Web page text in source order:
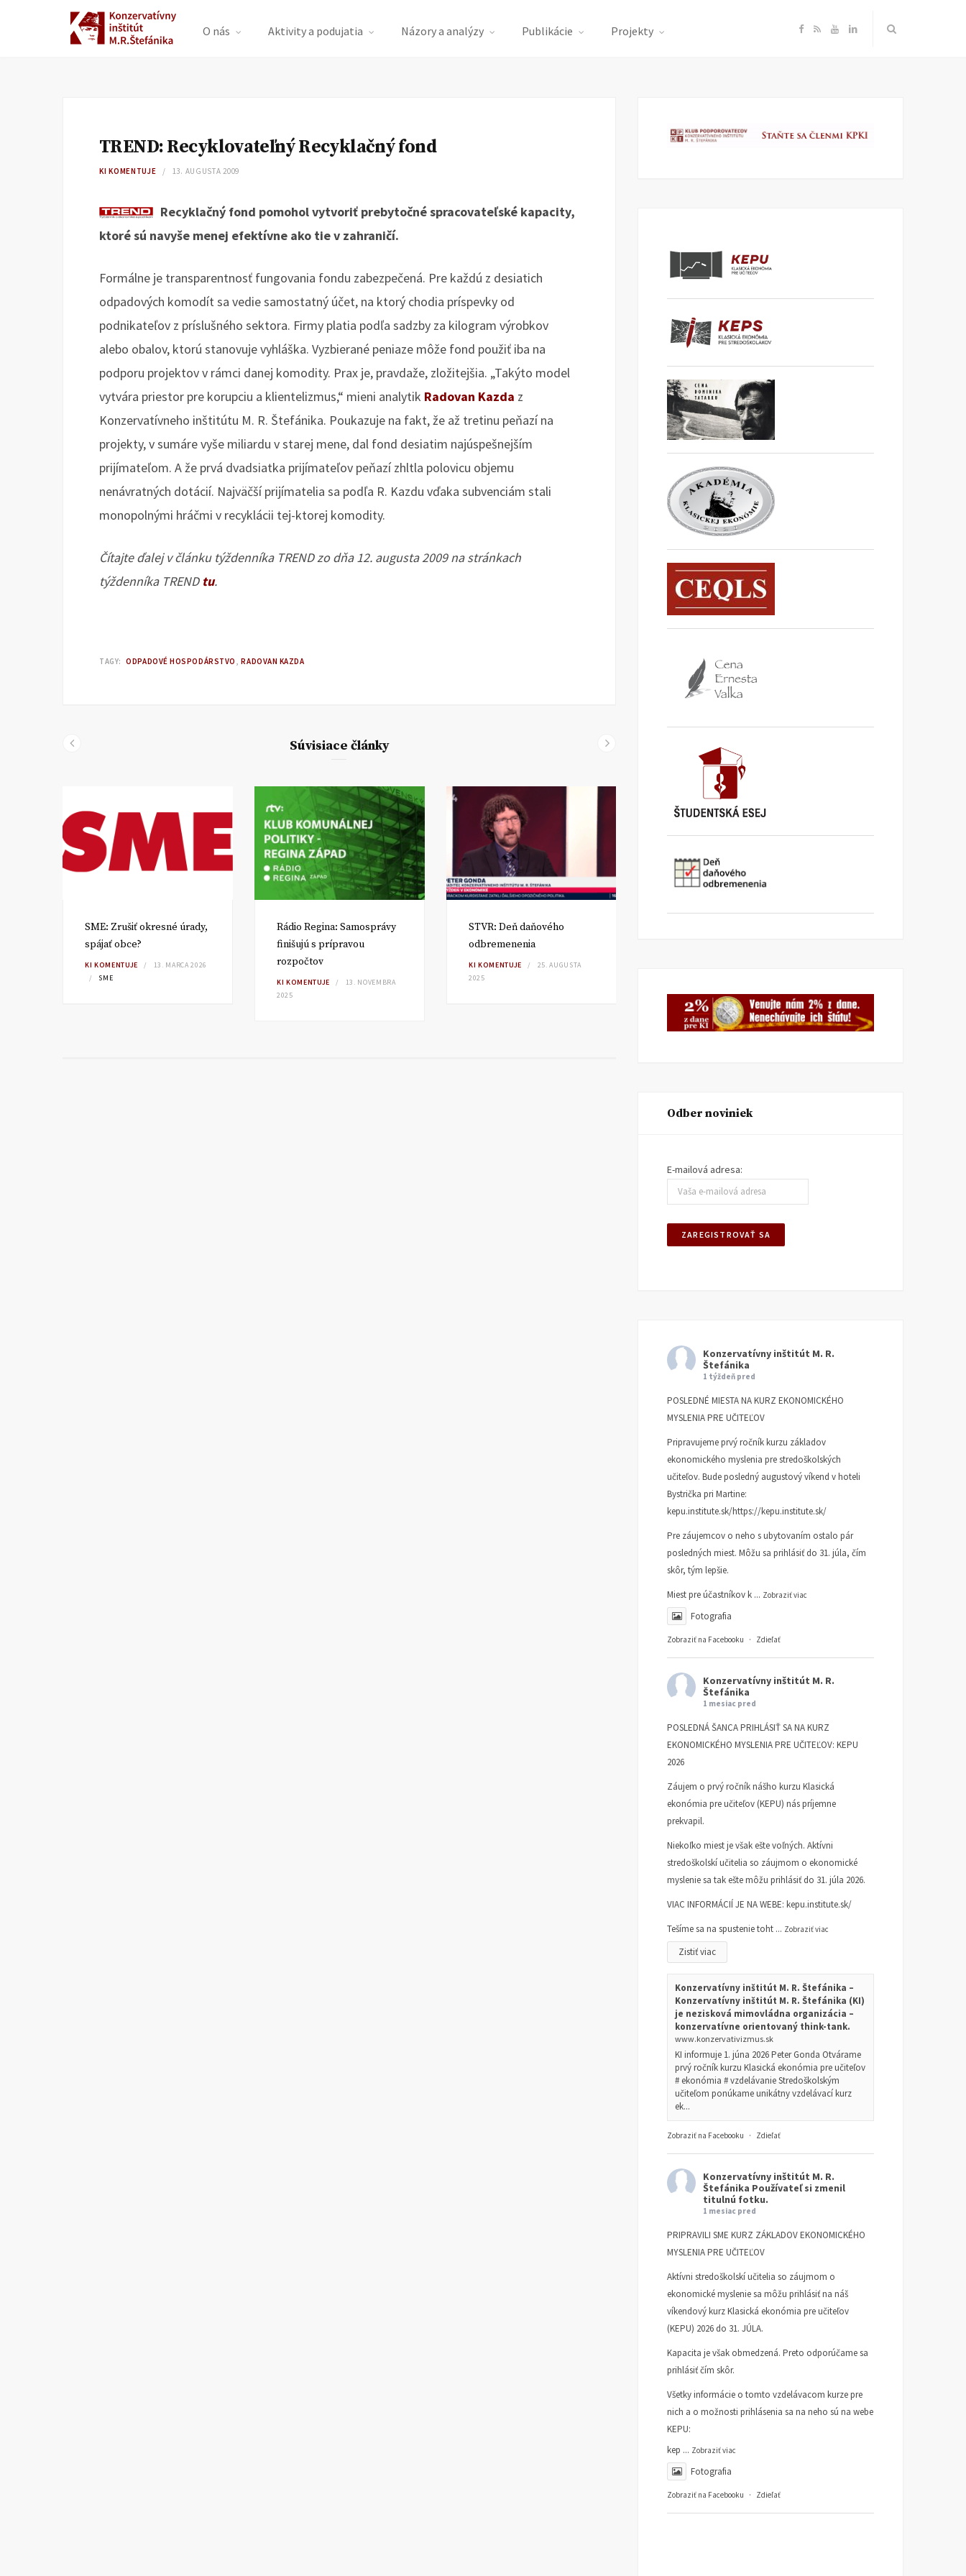
O nás Aktivity a podujatia Názory a analýzy Publikácie Projekty F
e
R Y
T
L
k
TREND: Recyklovateľný Recyklačný fond
KI KOMENTUJE 13. AUGUSTA 2009
Recyklačný fond pomohol vytvoriť prebytočné spracovateľské kapacity,
ktoré sú navyše menej efektívne ako tie v zahraničí.
Formálne je transparentnosť fungovania fondu zabezpečená. Pre každú z desiatich
odpadových komodít sa vedie samostatný účet, na ktorý chodia príspevky od
podnikateľov z príslušného sektora. Firmy platia podľa sadzby za kilogram výrobkov
alebo obalov, ktorú stanovuje vyhláška. Vyzbierané peniaze môže fond použiť iba na
podporu projektov v rámci danej komodity. Prax je, pravdaže, zložitejšia. „Takýto model
vytvára priestor pre korupciu a klientelizmus,“ mieni analytik Radovan Kazda z
Konzervatívneho inštitútu M. R. Štefánika. Poukazuje na fakt, že až tretinu peňazí na
projekty, v sumáre vyše miliardu v starej mene, dal fond desiatim najúspešnejším
prijímateľom. A že prvá dvadsiatka prijímateľov peňazí zhltla polovicu objemu
nenávratných dotácií. Najväčší prijímatelia sa podľa R. Kazdu vďaka subvenciám stali
monopolnými hráčmi v recyklácii tej-ktorej komodity.
Čítajte ďalej v článku týždenníka TREND zo dňa 12. augusta 2009 na stránkach
týždenníka TREND tu.
TAGY: ODPADOVÉ HOSPODÁRSTVO RADOVAN KAZDA
Súvisiace články
SME: Zrušiť okresné úrady,
spájať obce?
KI KOMENTUJE
13. MARCA 2026
SME
Rádio Regina: Samosprávy
finišujú s prípravou
rozpočtov
KI KOMENTUJE
13. NOVEMBRA
2025
STVR: Deň daňového
odbremenenia
KI KOMENTUJE
25. AUGUSTA
2025
2025
2025
Odber noviniek
E-mailová adresa:
Konzervatívny inštitút M. R.
Štefánika
1 týždeň pred
POSLEDNÉ MIESTA NA KURZ EKONOMICKÉHO
MYSLENIA PRE UČITEĽOV
Pripravujeme prvý ročník kurzu základov
ekonomického myslenia pre stredoškolských
učiteľov. Bude posledný augustový víkend v hoteli
Bystrička pri Martine:
kepu.institute.sk/https://kepu.institute.sk/
Pre záujemcov o neho s ubytovaním ostalo pár
posledných miest. Môžu sa prihlásiť do 31. júla, čím
skôr, tým lepšie.
Miest pre účastníkov k ... Zobraziť viac
Fotografia
Zobraziť na Facebooku · Zdieľať
Konzervatívny inštitút M. R.
Štefánika
1 mesiac pred
POSLEDNÁ ŠANCA PRIHLÁSIŤ SA NA KURZ
EKONOMICKÉHO MYSLENIA PRE UČITEĽOV: KEPU
2026
Záujem o prvý ročník nášho kurzu Klasická
ekonómia pre učiteľov (KEPU) nás príjemne
prekvapil.
Niekoľko miest je však ešte voľných. Aktívni
stredoškolskí učitelia so záujmom o ekonomické
myslenie sa tak ešte môžu prihlásiť do 31. júla 2026.
VIAC INFORMÁCIÍ JE NA WEBE: kepu.institute.sk/
Tešíme sa na spustenie toht ... Zobraziť viac
Zistiť viac
Konzervatívny inštitút M. R. Štefánika –
Konzervatívny inštitút M. R. Štefánika (KI)
je nezisková mimovládna organizácia –
konzervatívne orientovaný think-tank.
www.konzervativizmus.sk
KI informuje 1. júna 2026 Peter Gonda Otvárame
prvý ročník kurzu Klasická ekonómia pre učiteľov
# ekonómia # vzdelávanie Stredoškolským
učiteľom ponúkame unikátny vzdelávací kurz
ek...
Zobraziť na Facebooku · Zdieľať
Konzervatívny inštitút M. R.
Štefánika Používateľ si zmenil
titulnú fotku.
1 mesiac pred
PRIPRAVILI SME KURZ ZÁKLADOV EKONOMICKÉHO
MYSLENIA PRE UČITEĽOV
Aktívni stredoškolskí učitelia so záujmom o
ekonomické myslenie sa môžu prihlásiť na náš
víkendový kurz Klasická ekonómia pre učiteľov
(KEPU) 2026 do 31. JÚLA.
Kapacita je však obmedzená. Preto odporúčame sa
prihlásiť čím skôr.
Všetky informácie o tomto vzdelávacom kurze pre
nich a o možnosti prihlásenia sa na neho sú na webe
KEPU:
kep ... Zobraziť viac
Fotografia
Zobraziť na Facebooku · Zdieľať